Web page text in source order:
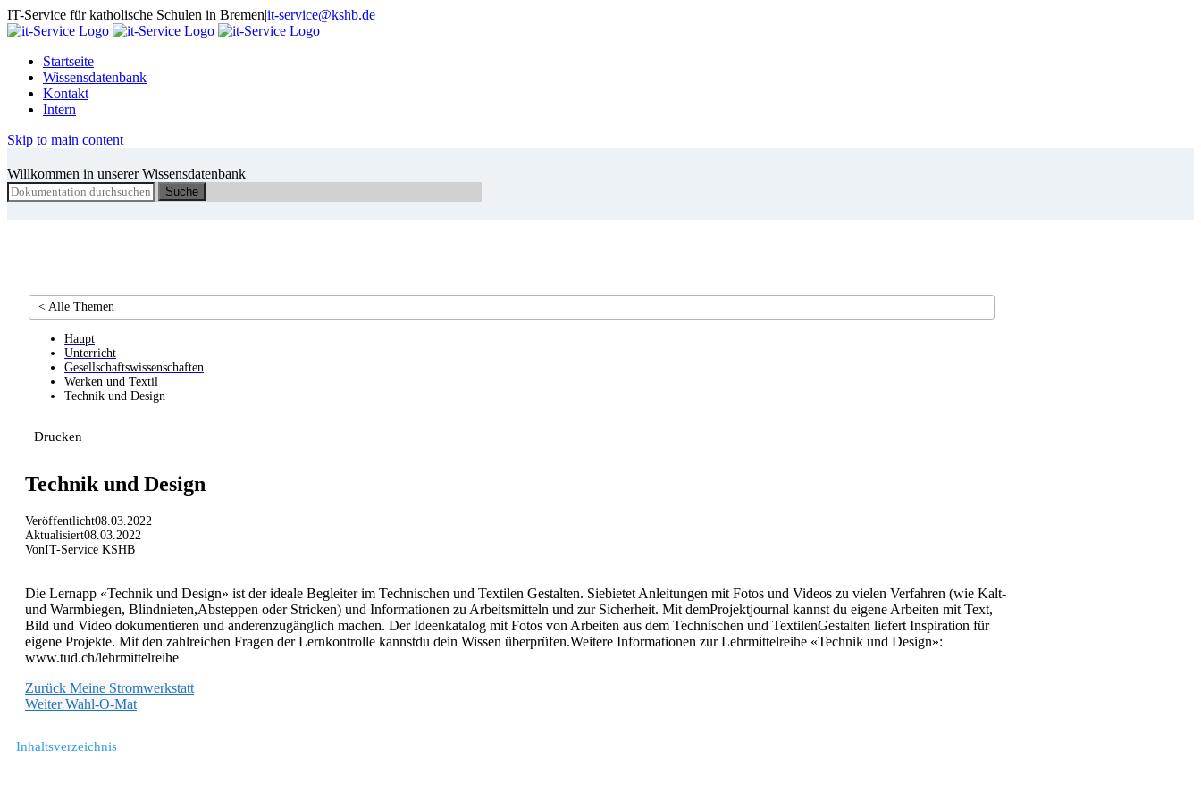
Skip
to
IT-Service für katholische Schulen in Bremen|it-service@kshb.de
Startseite
Wissensdatenbank
Kontakt
Intern
Skip to main content
Willkommen in unserer Wissensdatenbank
Suche
< Alle Themen
Haupt
Unterricht
Gesellschaftswissenschaften
Werken und Textil
Technik und Design
Drucken
Technik und Design
Veröffentlicht08.03.2022
Aktualisiert08.03.2022
VonIT-Service KSHB
Die Lernapp «Technik und Design» ist der ideale Begleiter im Technischen und Textilen Gestalten. Siebietet Anleitungen mit Fotos und Videos zu vielen Verfahren (wie Kalt-
und Warmbiegen, Blindnieten,Absteppen oder Stricken) und Informationen zu Arbeitsmitteln und zur Sicherheit. Mit demProjektjournal kannst du eigene Arbeiten mit Text,
Bild und Video dokumentieren und anderenzugänglich machen. Der Ideenkatalog mit Fotos von Arbeiten aus dem Technischen und TextilenGestalten liefert Inspiration für
eigene Projekte. Mit den zahlreichen Fragen der Lernkontrolle kannstdu dein Wissen überprüfen.Weitere Informationen zur Lehrmittelreihe «Technik und Design»:
www.tud.ch/lehrmittelreihe
Zurück Meine Stromwerkstatt
WeiterWahl-O-Mat
Inhaltsverzeichnis